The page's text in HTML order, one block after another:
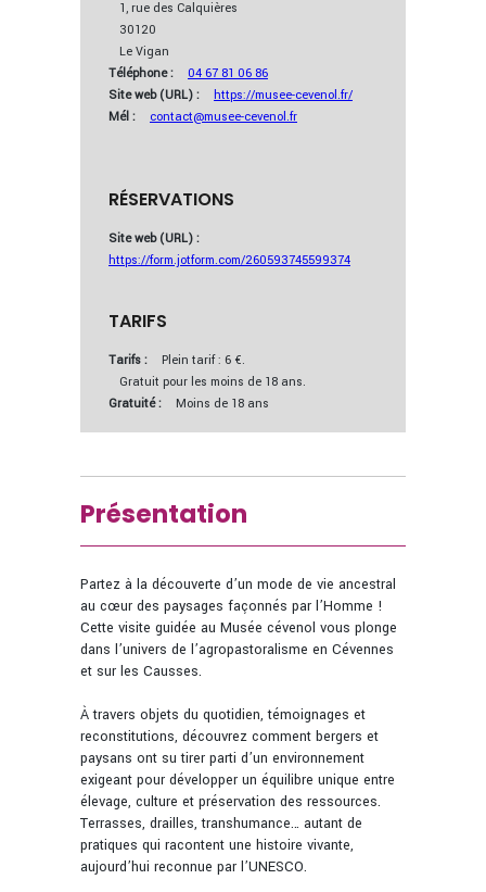
1, rue des Calquières
30120
Le Vigan
Téléphone :
04 67 81 06 86
Site web (URL) :
https://musee-cevenol.fr/
Mél :
contact@musee-cevenol.fr
RÉSERVATIONS
Site web (URL) :
https://form.jotform.com/260593745599374
TARIFS
Tarifs :
Plein tarif : 6 €.
Gratuit pour les moins de 18 ans.
Gratuité :
Moins de 18 ans
Présentation
Partez à la découverte d’un mode de vie ancestral
au cœur des paysages façonnés par l’Homme !
Cette visite guidée au Musée cévenol vous plonge
dans l’univers de l’agropastoralisme en Cévennes
et sur les Causses.
À travers objets du quotidien, témoignages et
reconstitutions, découvrez comment bergers et
paysans ont su tirer parti d’un environnement
exigeant pour développer un équilibre unique entre
élevage, culture et préservation des ressources.
Terrasses, drailles, transhumance… autant de
pratiques qui racontent une histoire vivante,
aujourd’hui reconnue par l’UNESCO.